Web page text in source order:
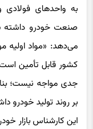
به واحدهای فولادی
صنعت خودرو داشته
می‌دهد: «مواد اولیه
کشور قابل تأمین است
جدی مواجه نیست؛
بر روند تولید خودرو
این کارشناس بازار